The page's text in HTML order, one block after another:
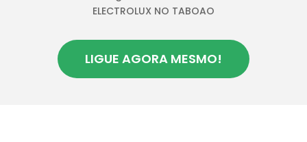
ELECTROLUX NO TABOAO
LIGUE AGORA MESMO!